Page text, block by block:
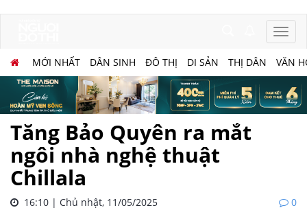
MỚI NHẤT DÂN SINH ĐÔ THỊ DI SẢN THỊ DÂN VĂN
Tăng Bảo Quyên ra mắt
ngôi nhà nghệ thuật
Chillala
16:10 | Chủ nhật, 11/05/2025 0